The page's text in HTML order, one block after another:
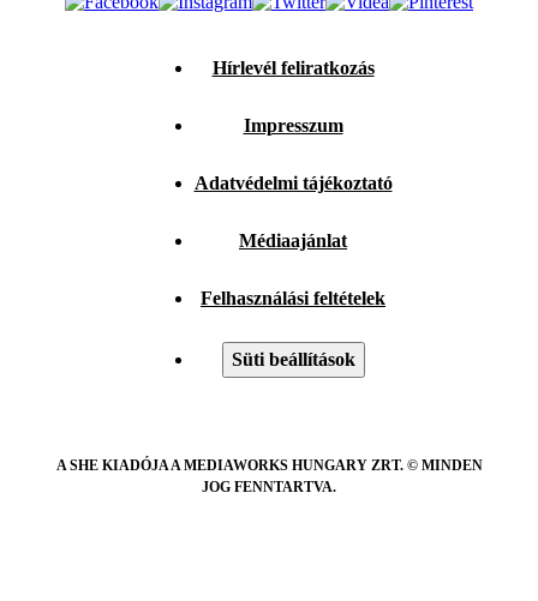
Hírlevél feliratkozás
Impresszum
Adatvédelmi tájékoztató
Médiaajánlat
Felhasználási feltételek
Süti beállítások
A SHE KIADÓJA A MEDIAWORKS HUNGARY ZRT. © MINDEN
JOG FENNTARTVA.